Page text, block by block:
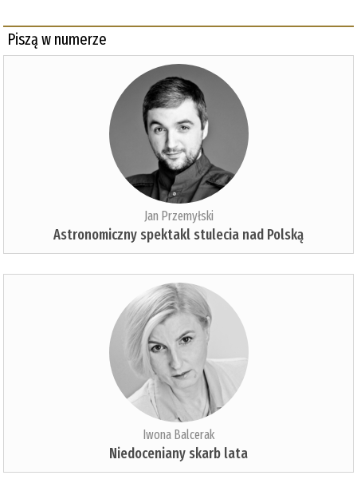
Piszą w numerze
Jan Przemyłski
Astronomiczny spektakl stulecia nad Polską
Iwona Balcerak
Niedoceniany skarb lata